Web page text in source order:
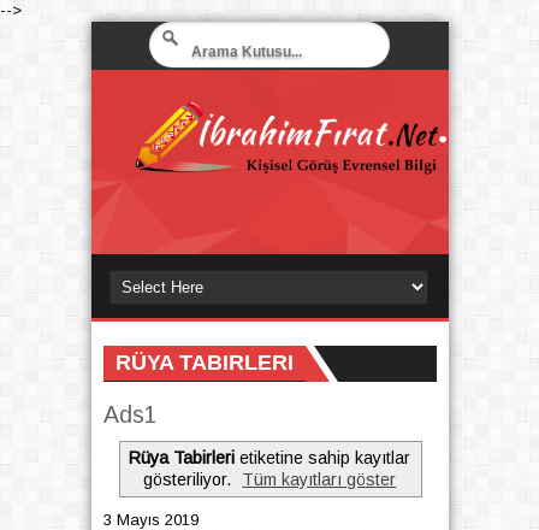
-->
RÜYA TABIRLERI
Ads1
Rüya Tabirlerietiketine sahip kayıtlar
gösteriliyor.
Tüm kayıtları göster
3 Mayıs 2019